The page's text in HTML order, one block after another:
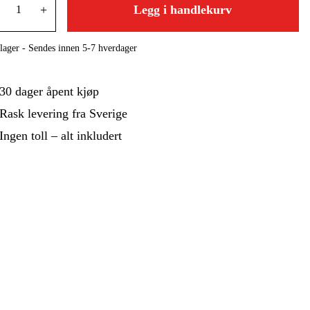
Og Fritid
Kampanjer
+ Legg i handlekurv
- Sendes innen 5-7 hverdager
30 dager åpent kjøp
Rask levering fra Sverige
Ingen toll – alt inkludert